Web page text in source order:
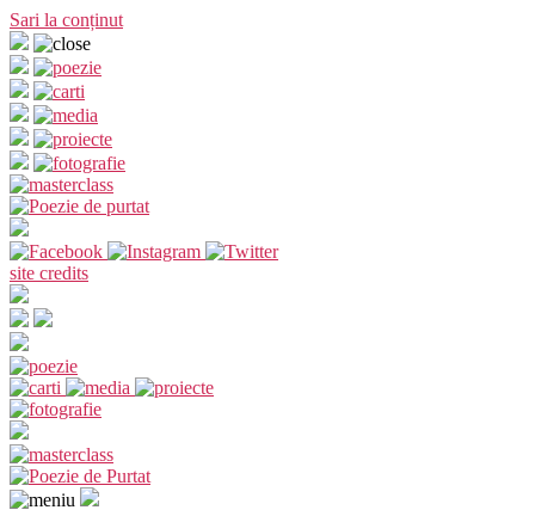
Sari la conținut
site credits